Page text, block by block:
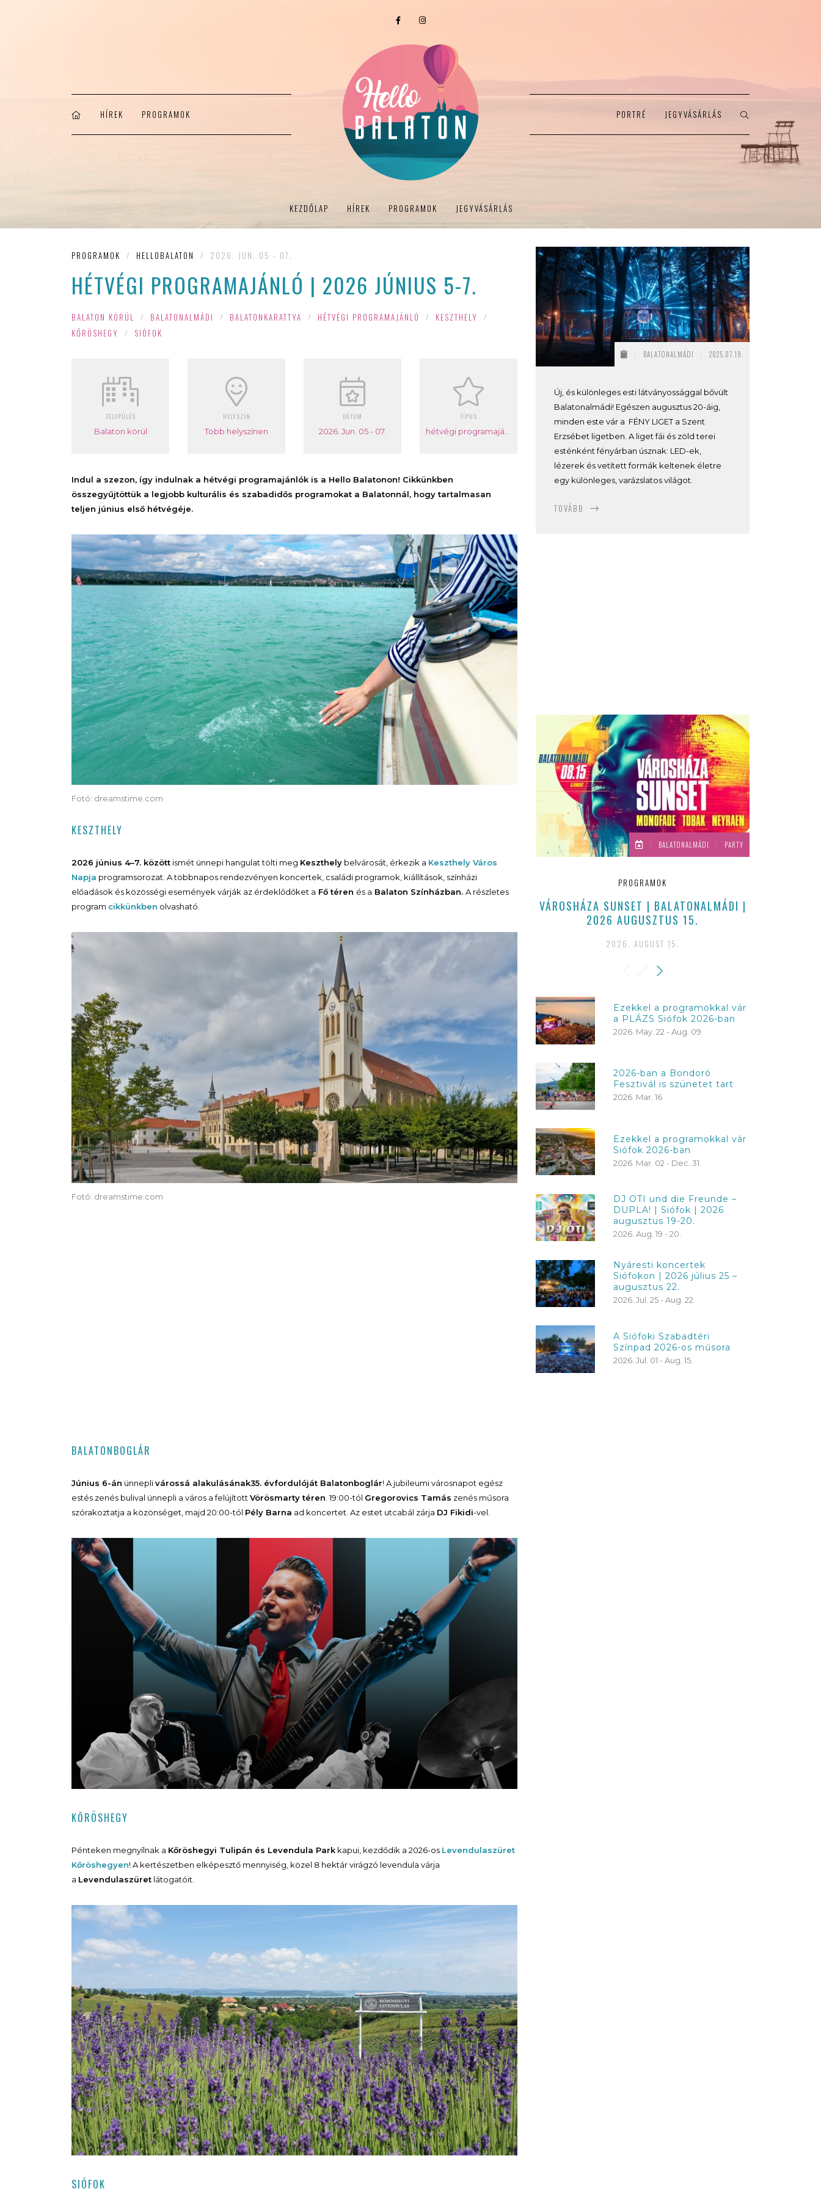
HÍREK PROGRAMOK PORTRÉ JEGYVÁSÁRLÁS
KEZDŐLAP HÍREK PROGRAMOK JEGYVÁSÁRLÁS
PROGRAMOK / HELLOBALATON / 2026. JUN. 05 - 07.
HÉTVÉGI PROGRAMAJÁNLÓ | 2026 JÚNIUS 5-7.
BALATON KÖRÜL / BALATONALMÁDI / BALATONKARATTYA / HÉTVÉGI PROGRAMAJÁNLÓ / KESZTHELY
/
KŐRÖSHEGY
/ SIÓFOK
TELEPÜLÉS
Balaton körül
HELYSZÍN
Több helyszínen
DÁTUM
2026. Jun. 05 - 07.
TÍPUS
Indul a szezon, így indulnak a hétvégi programajánlók is a Hello Balatonon! Cikkünkben
összegyűjtöttük a legjobb kulturális és szabadidős programokat a Balatonnál, hogy tartalmasan
teljen június első hétvégéje.
Fotó: dreamstime.com
KESZTHELY
2026 június 4–7. között ismét ünnepi hangulat tölti meg Keszthely belvárosát, érkezik a Keszthely Város
Napja programsorozat. A többnapos rendezvényen koncertek, családi programok, kiállítások, színházi
előadások és közösségi események várják az érdeklődőket a Fő téren és a Balaton Színházban. A részletes
program cikkünkben olvasható.
Fotó: dreamstime.com
BALATONBOGLÁR
Június 6-án ünneplivárossá alakulásának35. évfordulóját Balatonboglár! A jubileumi városnapot egész
estés zenés bulival ünnepli a város a felújított Vörösmarty téren . 19:00-tól Gregorovics Tamás zenés műsora
szórakoztatja a közönséget, majd 20:00-tól Pély Barna ad koncertet. Az estet utcabál zárja DJ Fikidi-vel.
KŐRÖSHEGY
Pénteken megnyílnak a Kőröshegyi Tulipán és Levendula Park kapui, kezdődik a 2026-os Levendulaszüret
Kőröshegyen! A kertészetben elképesztő mennyiség, közel 8 hektár virágzó levendula várja
a Levendulaszüret látogatóit.
SIÓFOK
BALATONALMÁDI 2025.07.19.
Új, és különleges esti látványossággal bővült
Balatonalmádi! Egészen augusztus 20-áig,
minden este vár a FÉNY LIGET a Szent
Erzsébet ligetben. A liget fái és zöld terei
esténként fényárban úsznak: LED-ek,
lézerek és vetített formák keltenek életre
egy különleges, varázslatos világot.
TOVÁBB
/ BALATONALMÁDI / PARTY
PROGRAMOK
VÁROSHÁZA SUNSET | BALATONALMÁDI |
2026 AUGUSZTUS 15.
2026. AUGUST 15.
Ezekkel a programokkal vár
a PLÁZS Siófok 2026-ban
2026. May. 22 - Aug. 09.
2026-ban a Bondoró
Fesztivál is szünetet tart
2026. Mar. 16
Ezekkel a programokkal vár
Siófok 2026-ban
2026. Mar. 02 - Dec. 31.
DJ OTI und die Freunde –
DUPLA! | Siófok | 2026
augusztus 19-20.
2026. Aug. 19 - 20.
Nyáresti koncertek
Siófokon | 2026 július 25 –
augusztus 22.
2026. Jul. 25 - Aug. 22.
A Siófoki Szabadtéri
Színpad 2026-os műsora
2026. Jul. 01 - Aug. 15.